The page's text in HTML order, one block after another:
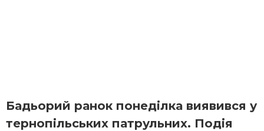
Бадьорий ранок понеділка виявився у
тернопільських патрульних. Подія